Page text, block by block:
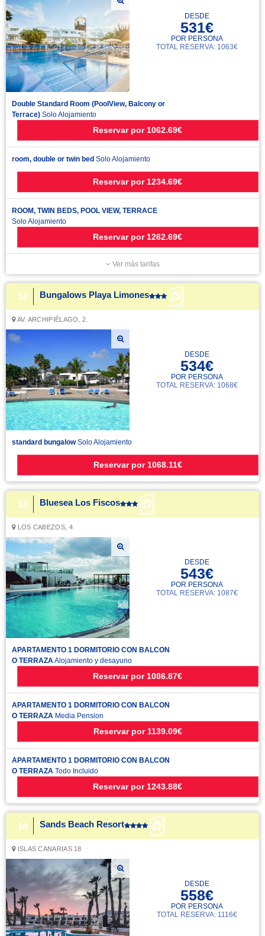
DESDE
531€
POR PERSONA
TOTAL RESERVA: 1063€
Double Standard Room (PoolView, Balcony or
Terrace) Solo Alojamiento
Reservar por 1062.69€
room, double or twin bed Solo Alojamiento
Reservar por 1234.69€
ROOM, TWIN BEDS, POOL VIEW, TERRACE
Solo Alojamiento
Reservar por 1262.69€
Ver más tarifas
12 Bungalows Playa Limones
AV. ARCHIPIÉLAGO, 2.
DESDE
534€
POR PERSONA
TOTAL RESERVA: 1068€
standard bungalowSolo Alojamiento
Reservar por 1068.11€
13 Bluesea Los Fiscos
LOS CABEZOS, 4
DESDE
543€
POR PERSONA
TOTAL RESERVA: 1087€
APARTAMENTO 1 DORMITORIO CON BALCON
O TERRAZAAlojamiento y desayuno
Reservar por 1086.87€
APARTAMENTO 1 DORMITORIO CON BALCON
O TERRAZA Media Pension
Reservar por 1139.09€
APARTAMENTO 1 DORMITORIO CON BALCON
O TERRAZA Todo Incluido
Reservar por 1243.88€
14 Sands Beach Resort
ISLAS CANARIAS 18
DESDE
558€
POR PERSONA
TOTAL RESERVA: 1116€